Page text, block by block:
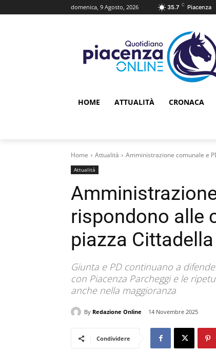
domenica, 9 Agosto, 2026 35.7 C Piacenza
HOME ATTUALITÀ CRONACA
Home Attualità Amministrazione comunale e
Attualità
rispondono alle
piazza Cittadella
Giunta e PD continuano a
con Piacenza Parcheggi e le
anche nella maggioranza
By Redazione Online 14 Novembre 2025
Condividere